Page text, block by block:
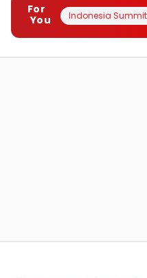
For
You
Indonesia